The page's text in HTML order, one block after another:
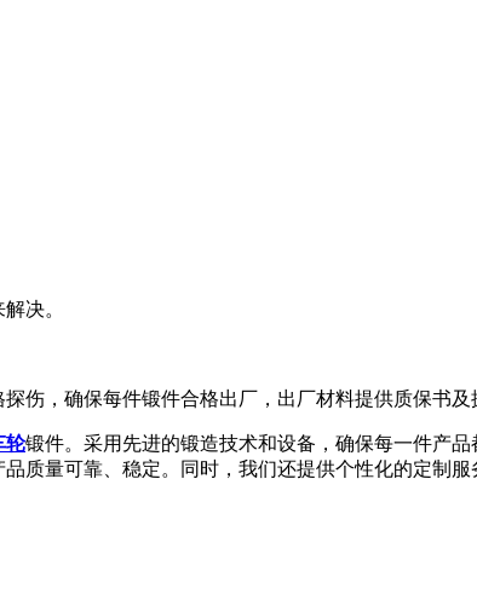
决。
伤，确保每件锻件合格出厂，出厂材料提供质保书及
轮锻件。采用先进的锻造技术和设备，确保每一件产
质量可靠、稳定。同时，我们还提供个性化的定制